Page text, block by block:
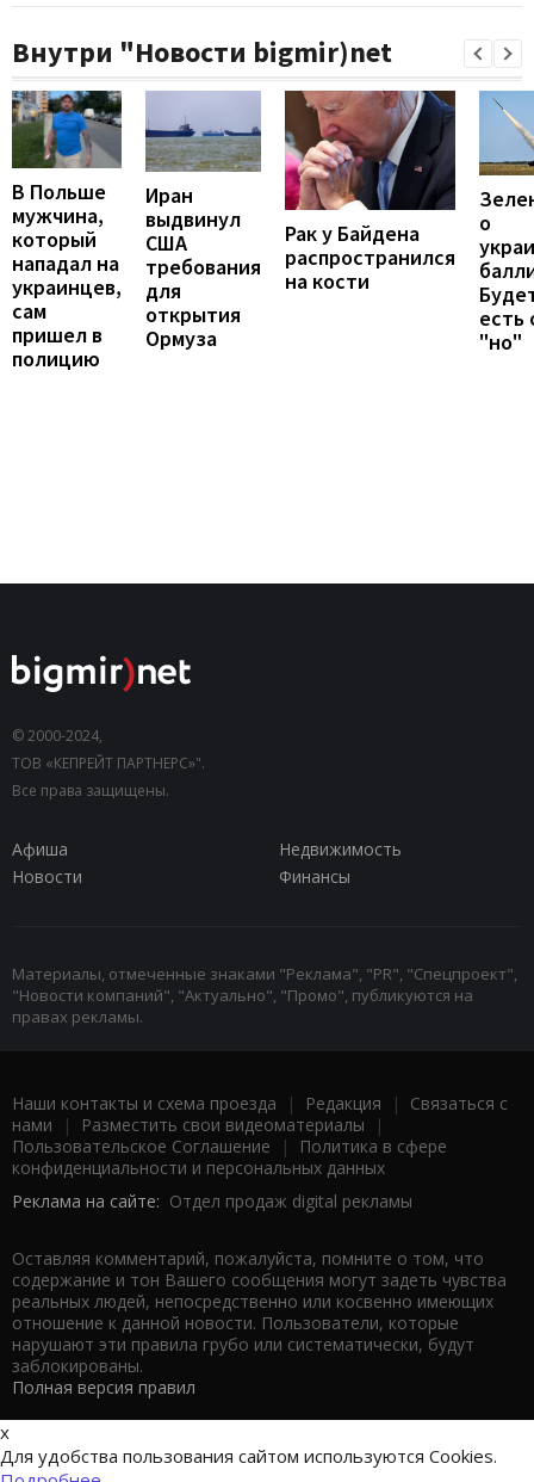
Внутри "Новости bigmir)net
В Польше
мужчина,
который
нападал на
украинцев,
сам
пришел в
полицию
Иран
выдвинул
США
требования
для
открытия
Ормуза
Рак у Байдена
распространился
на кости
о
есть
"но"
© 2000-2024,
ТОВ «КЕПРЕЙТ ПАРТНЕРС»".
Все права защищены.
Афиша
Недвижимость
Новости
Финансы
Материалы, отмеченные знаками "Реклама", "PR", "Спецпроект",
"Новости компаний", "Актуально", "Промо", публикуются на
правах рекламы.
Наши контакты и схема проезда | Редакция | Связаться с
нами | Разместить свои видеоматериалы |
Пользовательское Соглашение |
Политика в сфере
конфиденциальности и персональных данных
Реклама на сайте: Отдел продаж digital рекламы
Оставляя комментарий, пожалуйста, помните о том, что
содержание и тон Вашего сообщения могут задеть чувства
реальных людей, непосредственно или косвенно имеющих
отношение к данной новости. Пользователи, которые
нарушают эти правила грубо или систематически, будут
заблокированы.
Полная версия правил
x
Для удобства пользования сайтом используются Cookies.